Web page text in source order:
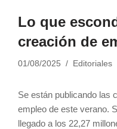
Lo que
creación de
01/08/2025 Editoriales
Se están publicando las
empleo de este verano.
llegado a los 22,27